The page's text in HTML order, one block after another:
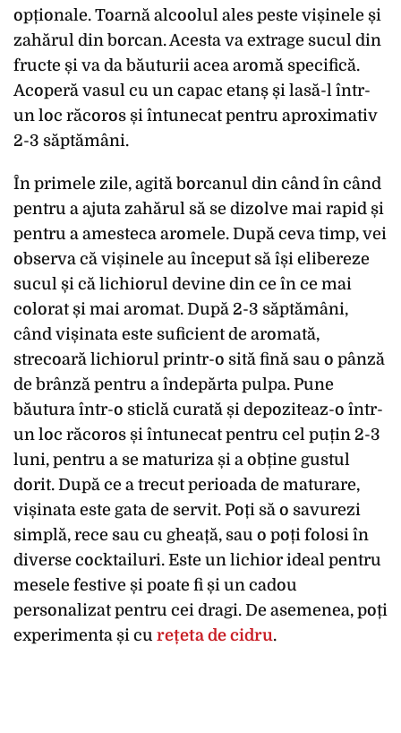
opționale. Toarnă alcoolul ales peste vișinele și
zahărul din borcan. Acesta va extrage sucul din
fructe și va da băuturii acea aromă specifică.
Acoperă vasul cu un capac etanș și lasă-l într-
un loc răcoros și întunecat pentru aproximativ
2-3 săptămâni.
În primele zile, agită borcanul din când în când
pentru a ajuta zahărul să se dizolve mai rapid și
pentru a amesteca aromele. După ceva timp, vei
observa că vișinele au început să își elibereze
sucul și că lichiorul devine din ce în ce mai
colorat și mai aromat. După 2-3 săptămâni,
când vișinata este suficient de aromată,
strecoară lichiorul printr-o sită fină sau o pânză
de brânză pentru a îndepărta pulpa. Pune
băutura într-o sticlă curată și depoziteaz-o într-
un loc răcoros și întunecat pentru cel puțin 2-3
luni, pentru a se maturiza și a obține gustul
dorit. După ce a trecut perioada de maturare,
vișinata este gata de servit. Poți să o savurezi
simplă, rece sau cu gheață, sau o poți folosi în
diverse cocktailuri. Este un lichior ideal pentru
mesele festive și poate fi și un cadou
personalizat pentru cei dragi. De asemenea, poți
experimenta și cu rețeta de cidru.